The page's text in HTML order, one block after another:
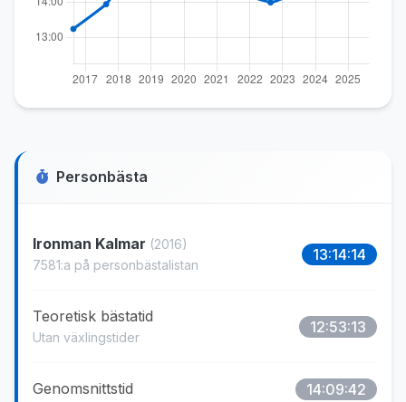
Personbästa
Ironman Kalmar (2016)
7581:a på personbästalistan
13:14:14
Teoretisk bästatid
Utan växlingstider
12:53:13
Genomsnittstid 14:09:42